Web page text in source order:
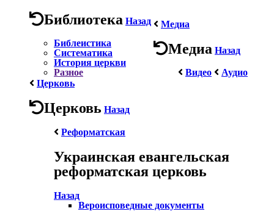
Библиотека Назад
Библеистика
Систематика
История церкви
Разное
Медиа
Медиа Назад
Видео
Аудио
Церковь
Церковь Назад
Реформатская
Украинская евангельская
реформатская церковь
Назад
Вероисповедные документы